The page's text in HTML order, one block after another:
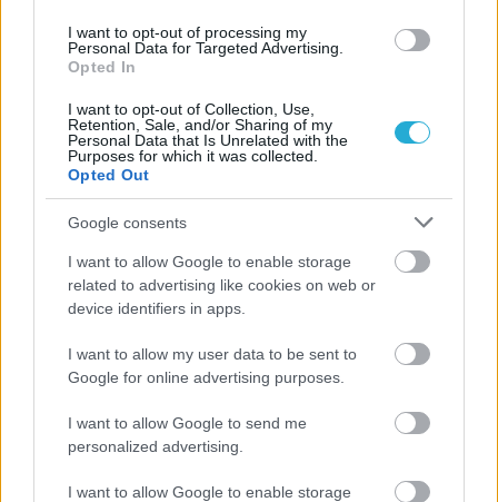
I want to opt-out of processing my
Personal Data for Targeted Advertising.
Opted In
I want to opt-out of Collection, Use,
Retention, Sale, and/or Sharing of my
Personal Data that Is Unrelated with the
Purposes for which it was collected.
Opted Out
Google consents
I want to allow Google to enable storage
related to advertising like cookies on web or
device identifiers in apps.
I want to allow my user data to be sent to
Google for online advertising purposes.
I want to allow Google to send me
personalized advertising.
I want to allow Google to enable storage
Aκολουθήστε μας
παντού…